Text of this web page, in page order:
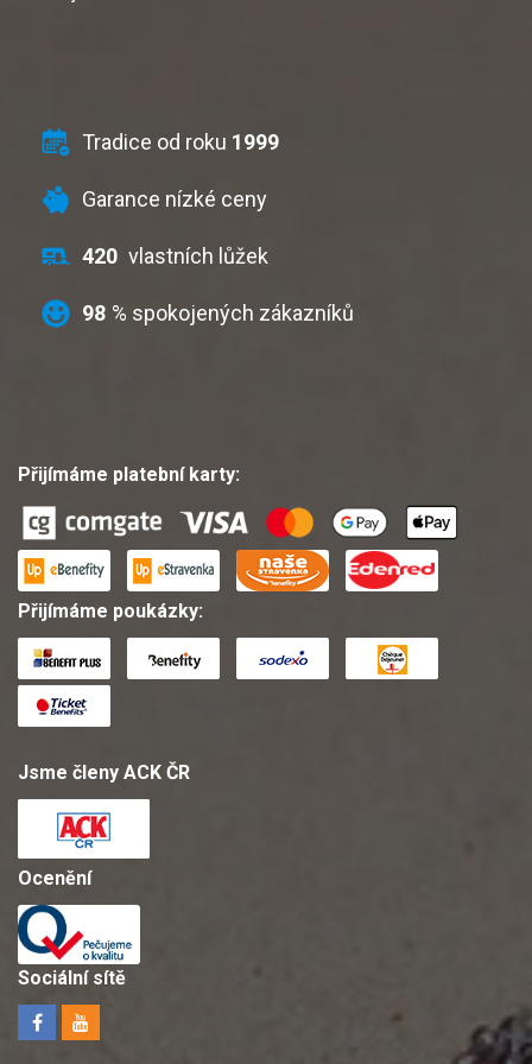
Tradice od roku 1999
Garance nízké ceny
420 vlastních lůžek
98 % spokojených zákazníků
Přijímáme platební karty:
Přijímáme poukázky:
Jsme členy ACK ČR
Ocenění
Sociální sítě